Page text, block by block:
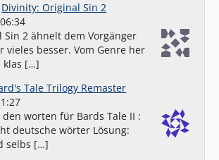
Divinity: Original Sin 2
2 ähnelt dem Vorgänger
vieles besser. Vom Genre her
klas […]
Tale Trilogy Remaster
worten für Bards Tale II :
deutsche wörter Lösung:
selbs […]